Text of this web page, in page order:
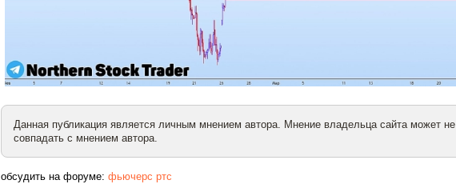
Данная публикация является личным мнением автора. Мнение владельца сайта может не
совпадать с мнением автора.
обсудить на форуме: фьючерс ртс